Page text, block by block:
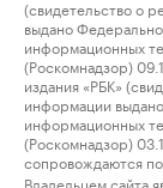
(свидетельство о
выдано
информационных
(Роскомнадзор)
издания «РБК»
информации
информационных
(Роскомнадзор)
сопровождаются
Владельцем сайта